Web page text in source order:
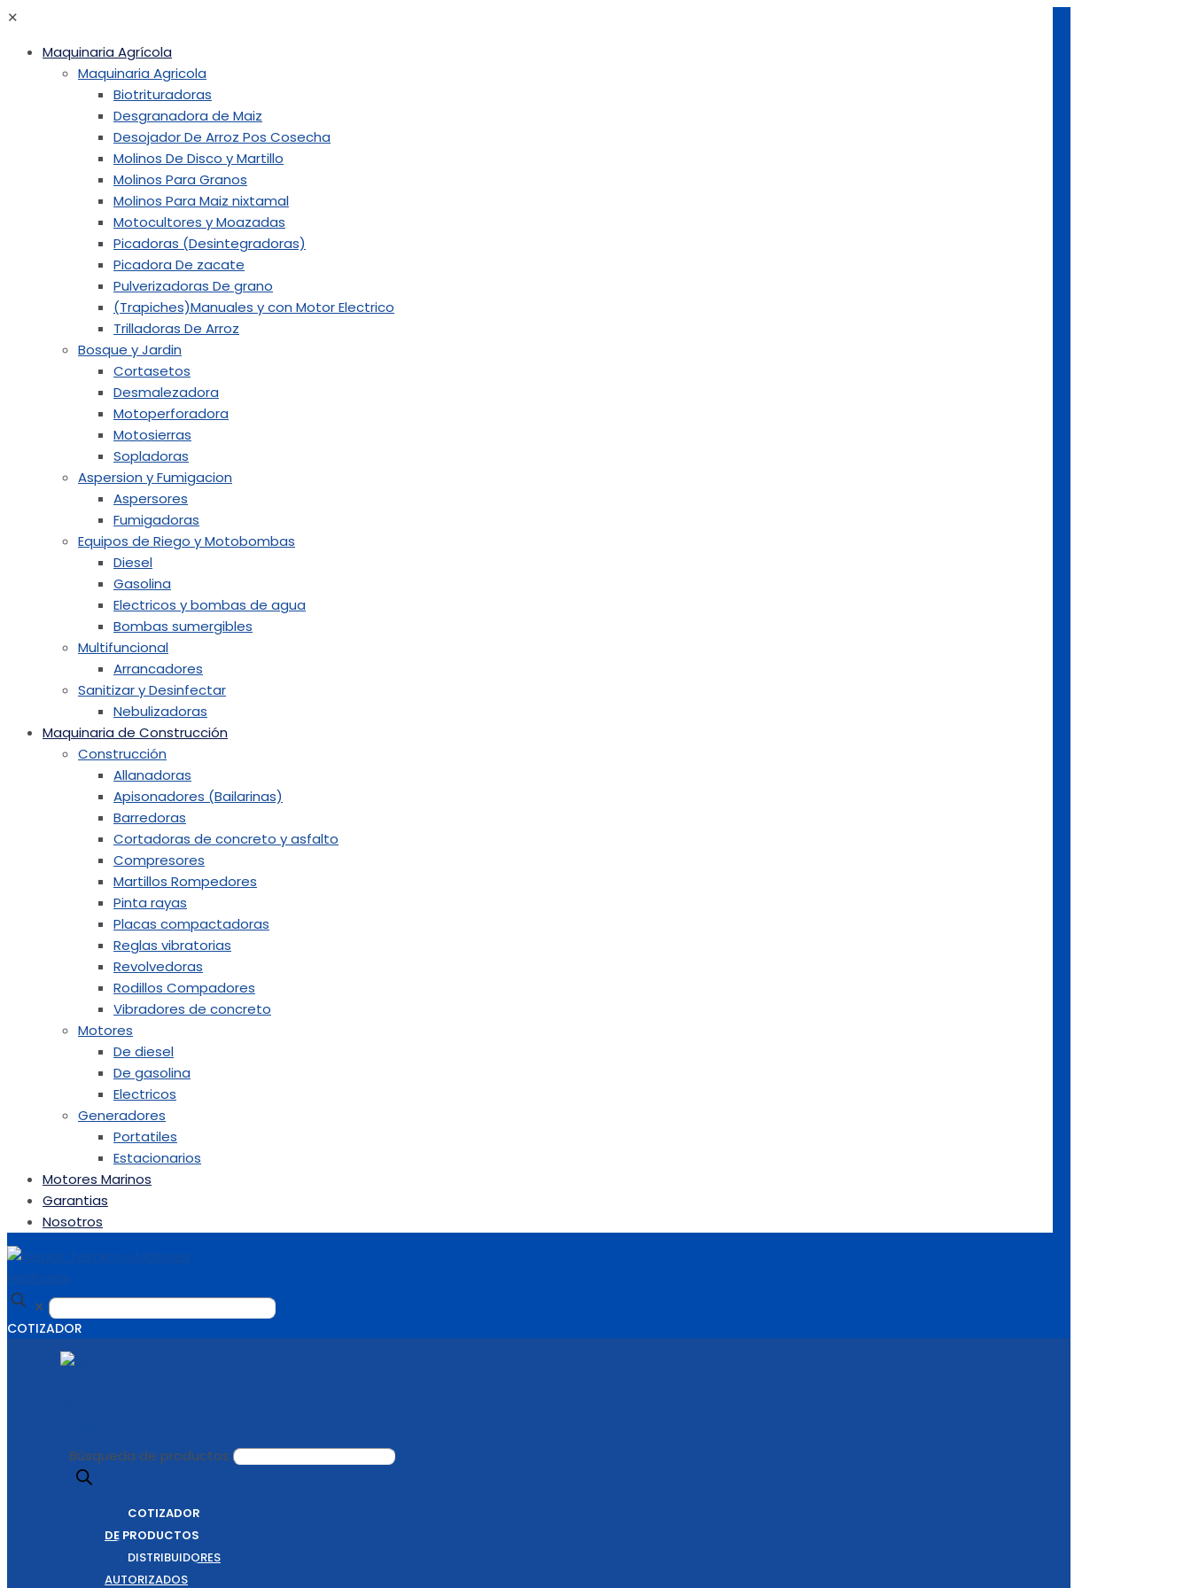
✕
Maquinaria Agrícola
Maquinaria Agricola
Biotrituradoras
Desgranadora de Maiz
Desojador De Arroz Pos Cosecha
Molinos De Disco y Martillo
Molinos Para Granos
Molinos Para Maiz nixtamal
Motocultores y Moazadas
Picadoras (Desintegradoras)
Picadora De zacate
Pulverizadoras De grano
(Trapiches)Manuales y con Motor Electrico
Trilladoras De Arroz
Bosque y Jardin
Cortasetos
Desmalezadora
Motoperforadora
Motosierras
Sopladoras
Aspersion y Fumigacion
Aspersores
Fumigadoras
Equipos de Riego y Motobombas
Diesel
Gasolina
Electricos y bombas de agua
Bombas sumergibles
Multifuncional
Arrancadores
Sanitizar y Desinfectar
Nebulizadoras
Maquinaria de Construcción
Construcción
Allanadoras
Apisonadores (Bailarinas)
Barredoras
Cortadoras de concreto y asfalto
Compresores
Martillos Rompedores
Pinta rayas
Placas compactadoras
Reglas vibratorias
Revolvedoras
Rodillos Compadores
Vibradores de concreto
Motores
De diesel
De gasolina
Electricos
Generadores
Portatiles
Estacionarios
Motores Marinos
Garantias
Nosotros
✕
COTIZADOR
Búsqueda de productos
COTIZADOR
DE PRODUCTOS
DISTRIBUIDORES
AUTORIZADOS